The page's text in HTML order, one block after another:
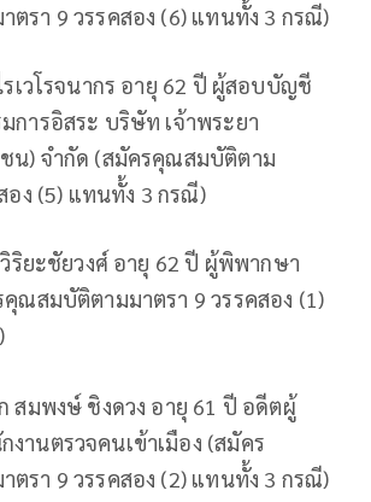
รา 9 วรรคสอง (6) แทนทั้ง 3 กรณี)
รเวโรจนากร อายุ 62 ปี ผู้สอบบัญชี
การอิสระ บริษัท เจ้าพระยา
น) จำกัด (สมัครคุณสมบัติตาม
อง (5) แทนทั้ง 3 กรณี)
วิริยะชัยวงศ์ อายุ 62 ปี ผู้พิพากษา
ณสมบัติตามมาตรา 9 วรรคสอง (1)
สมพงษ์ ชิงดวง อายุ 61 ปี อดีตผู้
งานตรวจคนเข้าเมือง (สมัคร
รา 9 วรรคสอง (2) แทนทั้ง 3 กรณี)